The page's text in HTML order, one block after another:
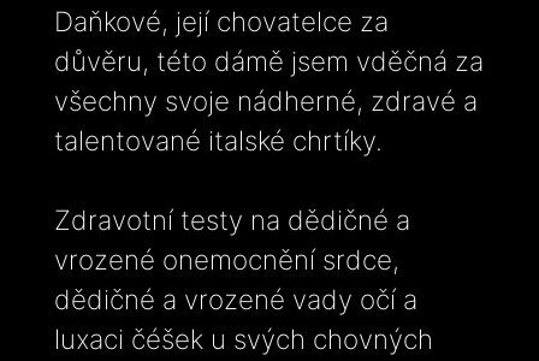
Daňkové, její chovatelce za
důvěru, této dámě jsem vděčná za
všechny svoje nádherné, zdravé a
talentované italské chrtíky.
Zdravotní testy na dědičné a
vrozené onemocnění srdce,
dědičné a vrozené vady očí a
luxaci čéšek u svých chovných